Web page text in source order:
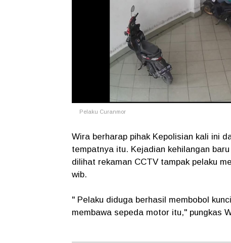
Pelaku Curanmor
Wira berharap pihak Kepolisian kali ini
tempatnya itu. Kejadian kehilangan
dilihat rekaman CCTV tampak pelaku
wib.
" Pelaku diduga berhasil membobol
membawa sepeda motor itu," pungkas